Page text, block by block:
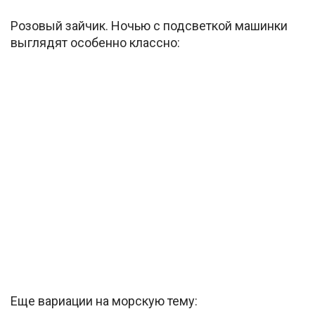
Розовый зайчик. Ночью с подсветкой машинки
выглядят особенно классно:
Еще вариации на морскую тему: